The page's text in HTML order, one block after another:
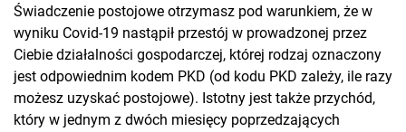
Świadczenie postojowe otrzymasz pod warunkiem, że w
wyniku Covid-19 nastąpił przestój w prowadzonej przez
Ciebie działalności gospodarczej, której rodzaj oznaczony
jest odpowiednim kodem PKD (od kodu PKD zależy, ile razy
możesz uzyskać postojowe). Istotny jest także przychód,
który w jednym z dwóch miesięcy poprzedzających